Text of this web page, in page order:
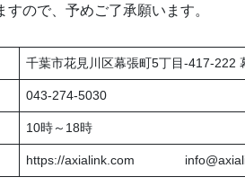
ので、予めご了承願います。
千葉市花見川区幕張町5丁目-417-222
043-274-5030
10時～18時
https://axialink.com